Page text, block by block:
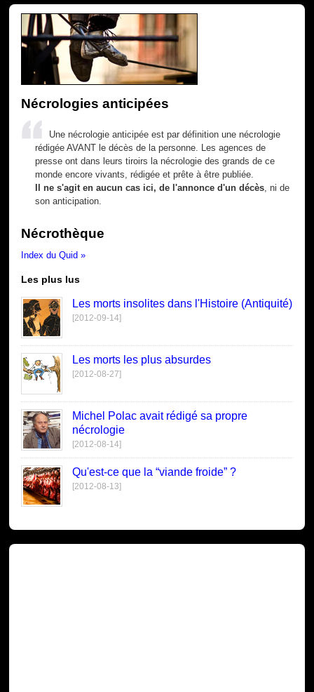
Nécrologies anticipées
Une nécrologie anticipée est par définition une nécrologie
rédigée AVANT le décès de la personne. Les agences de
presse ont dans leurs tiroirs la nécrologie des grands de ce
monde encore vivants, rédigée et prête à être publiée.
Il ne s'agit en aucun cas ici, de l'annonce d'un décès , ni de
son anticipation.
Nécrothèque
Index du Quid »
Les plus lus
Les morts insolites dans l'Histoire (Antiquité)
[2012-09-14]
Les morts les plus absurdes
[2012-08-27]
Michel Polac avait rédigé sa propre
nécrologie
[2012-08-14]
Qu'est-ce que la “viande froide” ?
[2012-08-13]